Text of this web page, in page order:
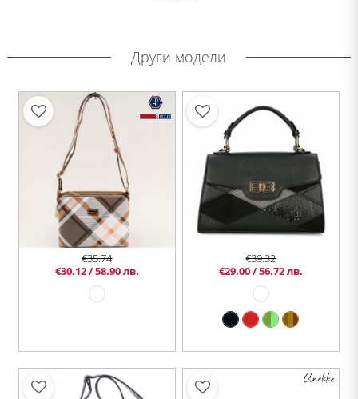
Други модели
€35.74
€30.12 / 58.90 лв.
€39.32
€29.00 / 56.72 лв.